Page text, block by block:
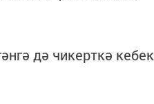
дә чикерткә кебек